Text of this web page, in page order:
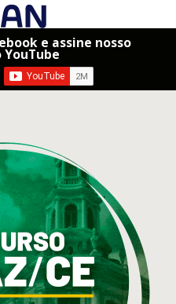
e assine nosso
YouTube